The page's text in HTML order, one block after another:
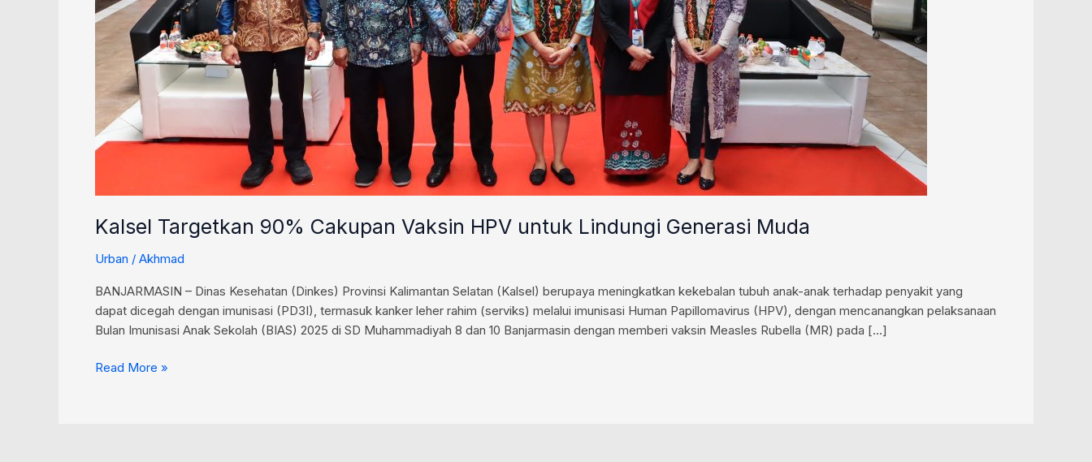
Kalsel Targetkan 90% Cakupan Vaksin HPV untuk Lindungi Generasi Muda
Urban / Akhmad
BANJARMASIN – Dinas Kesehatan (Dinkes) Provinsi Kalimantan Selatan (Kalsel) berupaya meningkatkan kekebalan tubuh anak-anak terhadap penyakit yang
dapat dicegah dengan imunisasi (PD3I), termasuk kanker leher rahim (serviks) melalui imunisasi Human Papillomavirus (HPV), dengan mencanangkan pelaksanaan
Bulan Imunisasi Anak Sekolah (BIAS) 2025 di SD Muhammadiyah 8 dan 10 Banjarmasin dengan memberi vaksin Measles Rubella (MR) pada […]
Read More »